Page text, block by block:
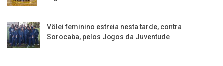
Vôlei feminino estreia nesta tarde, contra
Sorocaba, pelos Jogos da Juventude